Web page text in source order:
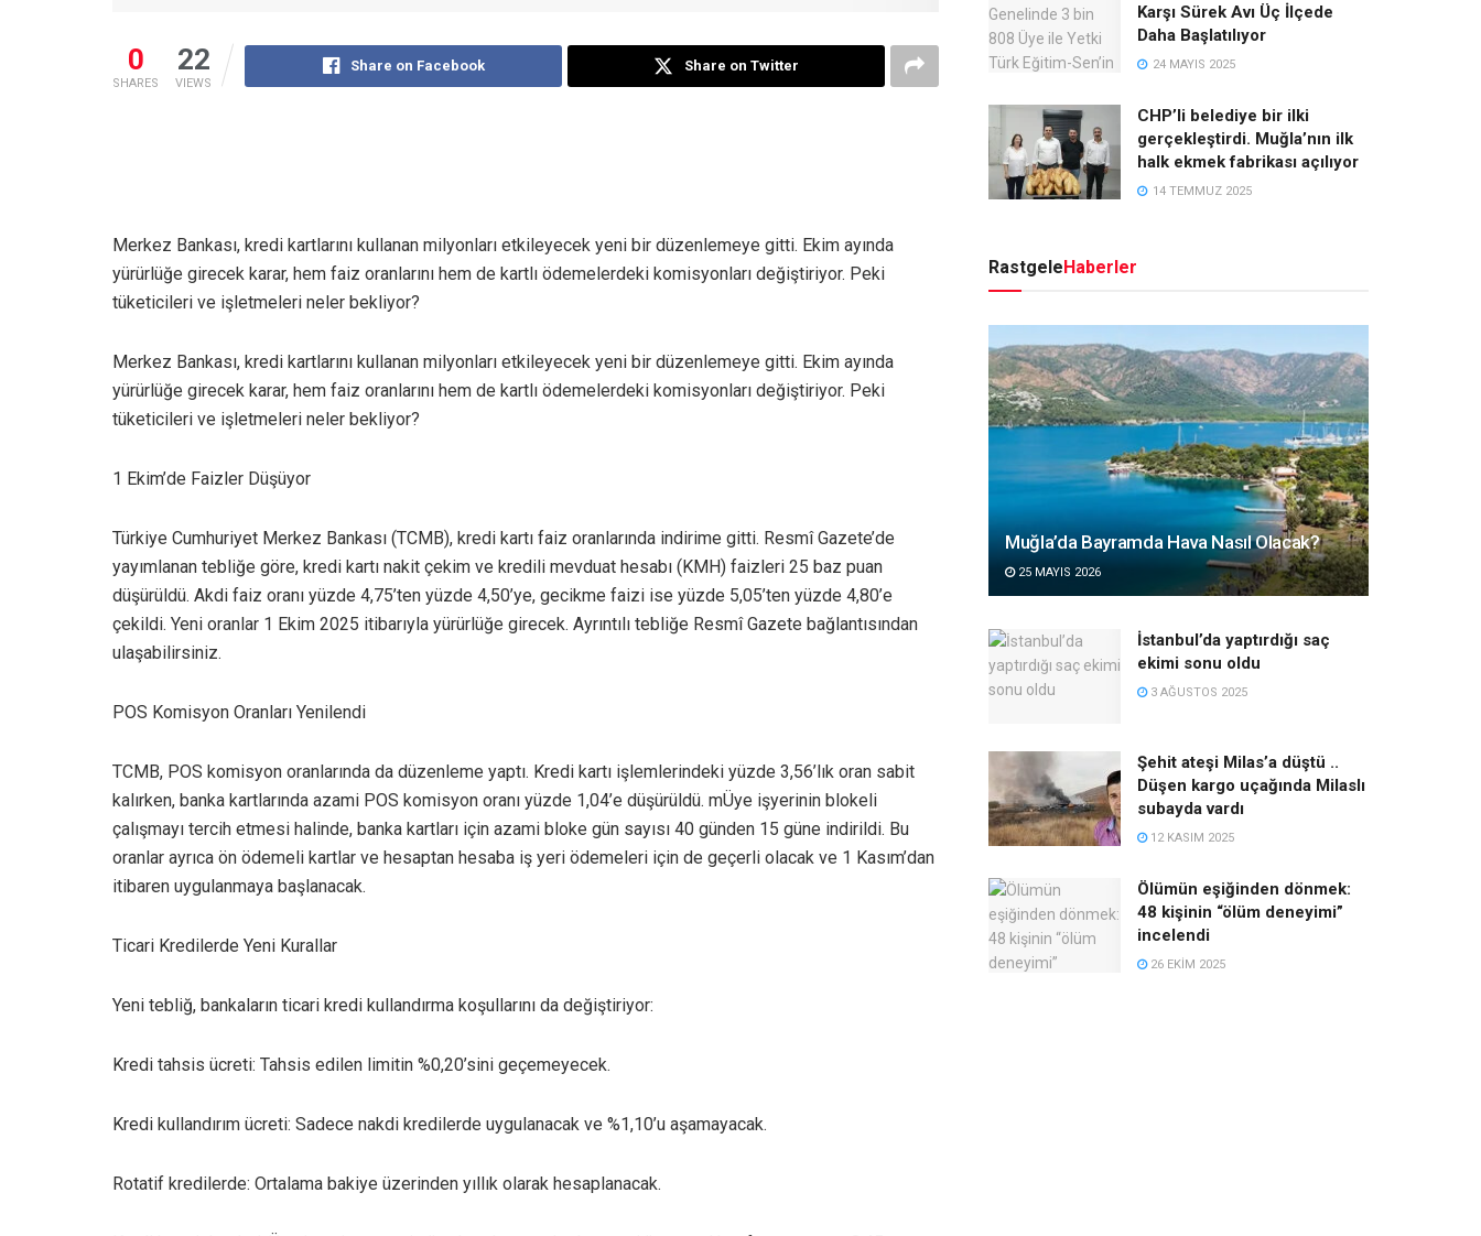
0
SHARES
22
VIEWS
Share on Facebook Share on Twitter
Merkez Bankası, kredi kartlarını kullanan milyonları etkileyecek yeni bir düzenlemeye gitti. Ekim ayında
yürürlüğe girecek karar, hem faiz oranlarını hem de kartlı ödemelerdeki komisyonları değiştiriyor. Peki
tüketicileri ve işletmeleri neler bekliyor?
Merkez Bankası, kredi kartlarını kullanan milyonları etkileyecek yeni bir düzenlemeye gitti. Ekim ayında
yürürlüğe girecek karar, hem faiz oranlarını hem de kartlı ödemelerdeki komisyonları değiştiriyor. Peki
tüketicileri ve işletmeleri neler bekliyor?
1 Ekim’de Faizler Düşüyor
Türkiye Cumhuriyet Merkez Bankası (TCMB), kredi kartı faiz oranlarında indirime gitti. Resmî Gazete’de
yayımlanan tebliğe göre, kredi kartı nakit çekim ve kredili mevduat hesabı (KMH) faizleri 25 baz puan
düşürüldü. Akdi faiz oranı yüzde 4,75’ten yüzde 4,50’ye, gecikme faizi ise yüzde 5,05’ten yüzde 4,80’e
çekildi. Yeni oranlar 1 Ekim 2025 itibarıyla yürürlüğe girecek. Ayrıntılı tebliğe Resmî Gazete bağlantısından
ulaşabilirsiniz.
POS Komisyon Oranları Yenilendi
TCMB, POS komisyon oranlarında da düzenleme yaptı. Kredi kartı işlemlerindeki yüzde 3,56’lık oran sabit
kalırken, banka kartlarında azami POS komisyon oranı yüzde 1,04’e düşürüldü. mÜye işyerinin blokeli
çalışmayı tercih etmesi halinde, banka kartları için azami bloke gün sayısı 40 günden 15 güne indirildi. Bu
oranlar ayrıca ön ödemeli kartlar ve hesaptan hesaba iş yeri ödemeleri için de geçerli olacak ve 1 Kasım’dan
itibaren uygulanmaya başlanacak.
Ticari Kredilerde Yeni Kurallar
Yeni tebliğ, bankaların ticari kredi kullandırma koşullarını da değiştiriyor:
Kredi tahsis ücreti: Tahsis edilen limitin %0,20’sini geçemeyecek.
Kredi kullandırım ücreti: Sadece nakdi kredilerde uygulanacak ve %1,10’u aşamayacak.
Rotatif kredilerde: Ortalama bakiye üzerinden yıllık olarak hesaplanacak.
Karşı Sürek Avı Üç İlçede
Daha Başlatılıyor
24 MAYIS 2025
CHP’li belediye bir ilki
gerçekleştirdi. Muğla’nın ilk
halk ekmek fabrikası açılıyor
14 TEMMUZ 2025
RastgeleHaberler
Muğla’da Bayramda Hava Nasıl Olacak?
25 MAYIS 2026
İstanbul’da yaptırdığı saç
ekimi sonu oldu
3 AĞUSTOS 2025
Şehit ateşi Milas’a düştü ..
Düşen kargo uçağında Milaslı
subayda vardı
12 KASIM 2025
Ölümün eşiğinden dönmek:
48 kişinin “ölüm deneyimi”
incelendi
26 EKIM 2025